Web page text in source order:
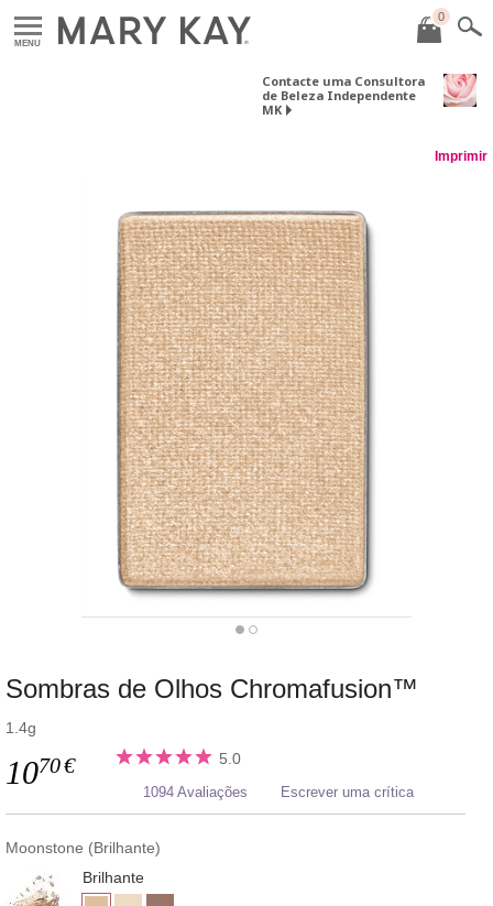
MENU
0
Contacte uma Consultora
de Beleza Independente
MK
Imprimir
Sombras de Olhos Chromafusion™
1.4g
1070€ 5.0
1094 Avaliações Escrever uma crítica
Moonstone (Brilhante)
Brilhante